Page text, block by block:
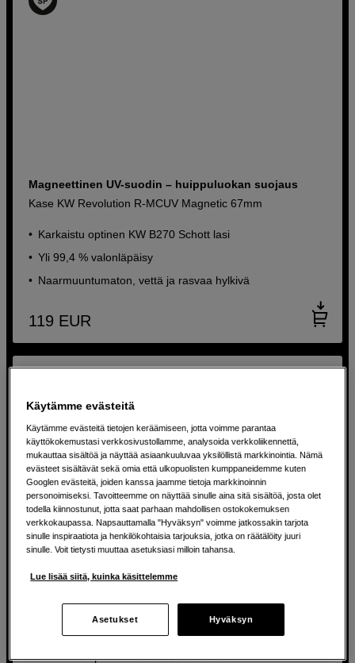
Magneettinen UV-suodin – huippuluokan suojaus
Kase KW Revolution R-MCUV Magnetic 67mm
Karkaistu optinen KW B270 Schott lasi
Yli 99,4 % valonläpäisy
Naarmuuntumaton, vettä ja rasvaa hylkivä
119 EUR
Magneettinen UV-suodin – huippuluokan suojaus
Kase KW Revolution R-MCUV Magnetic 77mm
Karkaistu optinen KW B270 Schott lasi
Käytämme evästeitä
Käytämme evästeitä tietojen keräämiseen, jotta voimme parantaa
käyttökokemustasi verkkosivustollamme, analysoida verkkoliikennettä,
mukauttaa sisältöä ja näyttää asiaankuuluvaa yksilöllistä markkinointia. Nämä
evästeet sisältävät sekä omia että ulkopuolisten kumppaneidemme kuten
Googlen evästeitä, joiden kanssa jaamme tietoja markkinoinnin
personoimiseksi. Tavoitteemme on näyttää sinulle aina sitä sisältöä, josta olet
todella kiinnostunut, jotta saat parhaan mahdollisen ostokokemuksen
verkkokaupassa. Napsauttamalla "Hyväksyn" voimme jatkossakin tarjota
sinulle inspiraatiota ja henkilökohtaisia tarjouksia, jotka on räätälöity juuri
sinulle. Voit tietysti muuttaa asetuksiasi milloin tahansa.
Lue lisää siitä, kuinka käsittelemme
Asetukset Hyväksyn